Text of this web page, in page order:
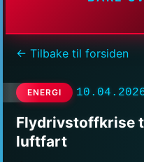
← Tilbake til forsiden
ENERGI
Flydrivstoffkrise
luftfart